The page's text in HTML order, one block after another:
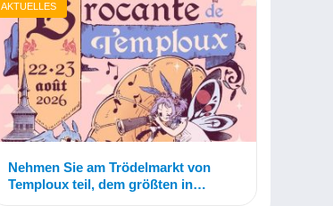
AKTUELLES
Nehmen Sie am Trödelmarkt von
Temploux teil, dem größten in